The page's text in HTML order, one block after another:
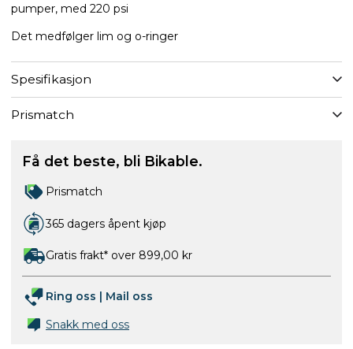
pumper, med 220 psi
Det medfølger lim og o-ringer
Spesifikasjon
Prismatch
Få det beste, bli Bikable.
Prismatch
365 dagers åpent kjøp
Gratis frakt* over 899,00 kr
Ring oss | Mail oss
Snakk med oss